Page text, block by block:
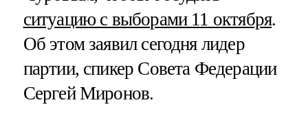
ситуацию с выборами 11 октября.
Об этом заявил сегодня лидер
партии, спикер Совета Федерации
Сергей Миронов.